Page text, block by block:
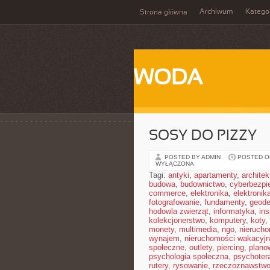
Strona główna Archiwum
WODA
SOSY DO PIZZY
POSTED BY ADMIN POSTED
WYŁĄCZONA
Tagi: antyki, apartamenty,
budowa, budownictwo,
commerce, elektronika,
fotografowanie, fundamenty,
hodowla zwierząt, informatyka,
kolekcjonerstwo, komputery, koty,
monety, multimedia, ngo,
wynajem, nieruchomości
społeczne, outlety, piercing,
psychologia społeczna,
rutery, rysowanie, rzeczoznawstwo